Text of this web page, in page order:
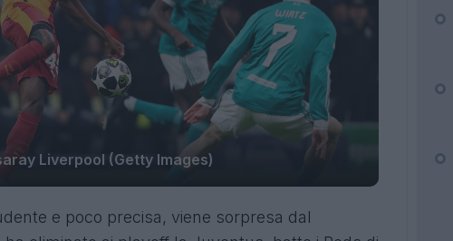
Liverpool (Getty Images)
e poco precisa, viene sorpresa dal